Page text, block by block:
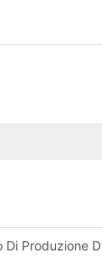
Globali
Di Produzione